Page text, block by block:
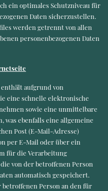
ein optimales Schutzniveau für
Daten sicherzustellen.
werden getrennt von allen
personenbezogenen Daten
aufgrund von
eine schnelle elektronische
sowie eine unmittelbare
ebenfalls eine allgemeine
Post (E-Mail-Adresse)
per E-Mail oder über ein
für die Verarbeitung
von der betroffenen Person
automatisch gespeichert.
Person an den für